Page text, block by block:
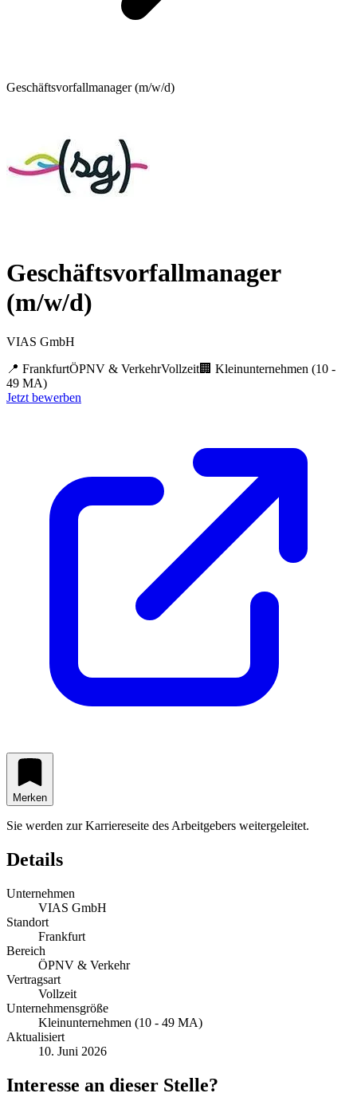
Geschäftsvorfallmanager (m/w/d)
Geschäftsvorfallmanager
(m/w/d)
VIAS GmbH
📍 FrankfurtÖPNV & VerkehrVollzeit🏢 Kleinunternehmen (10 -
49 MA)
Jetzt bewerben
Merken
Sie werden zur Karriereseite des Arbeitgebers weitergeleitet.
Details
Unternehmen
VIAS GmbH
Standort
Frankfurt
Bereich
ÖPNV & Verkehr
Vertragsart
Vollzeit
Unternehmensgröße
Kleinunternehmen (10 - 49 MA)
Aktualisiert
10. Juni 2026
Interesse an dieser Stelle?